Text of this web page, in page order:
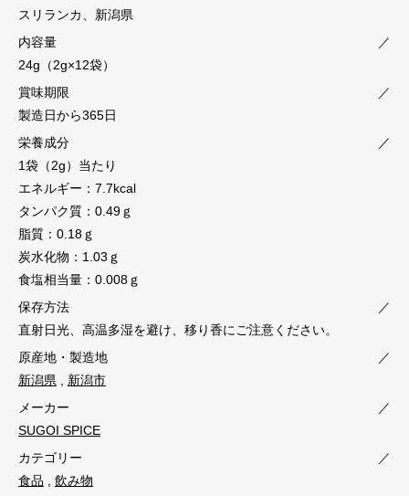
スリランカ、新潟県
内容量
／
24g（2g×12袋）
賞味期限
／
製造日から365日
栄養成分
／
1袋（2g）当たり
エネルギー：7.7kcal
タンパク質：0.49ｇ
脂質：0.18ｇ
炭水化物：1.03ｇ
食塩相当量：0.008ｇ
保存方法
／
直射日光、高温多湿を避け、移り香にご注意ください。
原産地・製造地
／
新潟県
新潟市
メーカー
／
SUGOI SPICE
カテゴリー
／
食品
飲み物